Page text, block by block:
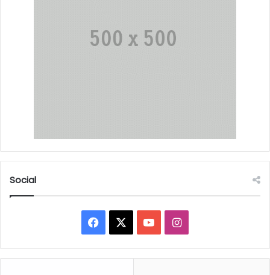
Social
Facebook YouTubeInstagram